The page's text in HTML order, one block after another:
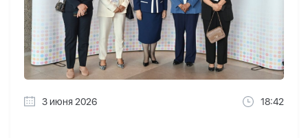
3 июня 2026 18:42